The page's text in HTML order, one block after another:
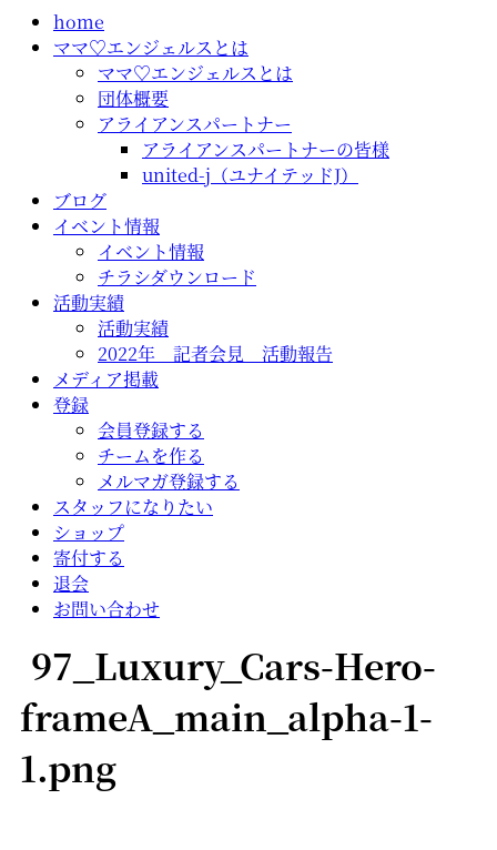
home
ママ♡エンジェルスとは
ママ♡エンジェルスとは
団体概要
アライアンスパートナー
アライアンスパートナーの皆様
united-j（ユナイテッドJ）
ブログ
イベント情報
イベント情報
チラシダウンロード
活動実績
活動実績
2022年 記者会見 活動報告
メディア掲載
登録
会員登録する
チームを作る
メルマガ登録する
スタッフになりたい
ショップ
寄付する
退会
お問い合わせ
97_Luxury_Cars-Hero-
frameA_main_alpha-1-
1.png